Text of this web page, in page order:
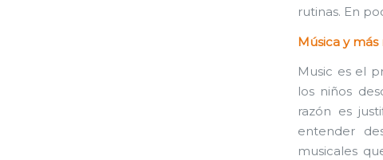
rutinas. En
Música y más
Music es el
los niños
razón es
entender
musicales